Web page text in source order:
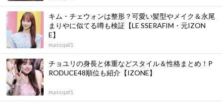
キム・チェウォンは整形？可愛い髪型やメイク＆永尾
まりやに似てる噂も検証【LE SSERAFIM・元IZON
E】
massqat1
チョユリの身長と体重などスタイル＆性格まとめ！P
RODUCE48順位も紹介【IZONE】
massqat1